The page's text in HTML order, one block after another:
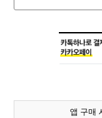
앱 구매